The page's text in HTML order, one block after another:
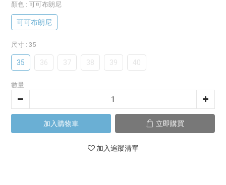
顏色 : 可可布朗尼
可可布朗尼
尺寸 : 35
35 36 37 38 39 40
數量
加入購物車 立即購買
加入追蹤清單